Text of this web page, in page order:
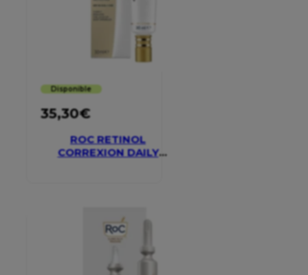
Disponible
35,30€
ROC RETINOL
CORREXION DAILY